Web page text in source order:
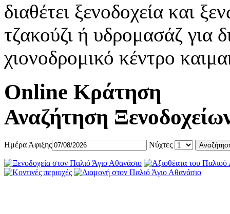
διαθέτει ξενοδοχεία και
τζακούζι ή υδρομασάζ για
χιονοδρομικό κέντρο
Online Κράτηση
Αναζήτηση
Ημέρα Άφιξης Νύχτες